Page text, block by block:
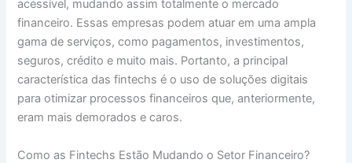
acessível, mudando assim totalmente o mercado
financeiro. Essas empresas podem atuar em uma ampla
gama de serviços, como pagamentos, investimentos,
seguros, crédito e muito mais. Portanto, a principal
característica das fintechs é o uso de soluções digitais
para otimizar processos financeiros que, anteriormente,
eram mais demorados e caros.
Como as Fintechs Estão Mudando o Setor Financeiro?